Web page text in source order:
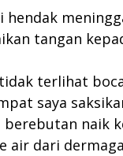
hendak
tangan
terlihat
saya
naik
air dari